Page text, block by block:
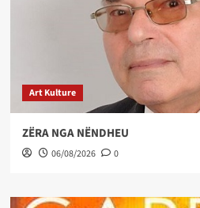
Art Kulture
ZËRA NGA NËNDHEU
06/08/2026 0